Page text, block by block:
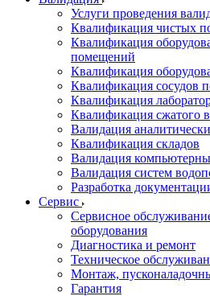
Услуги проведения
Квалификация чистых
Квалификация
помещений
Квалификация
Квалификация сосудов
Квалификация
Квалификация сжатого
Валидация
Квалификация складов
Валидация
Валидация систем
Разработка
Cервис
Сервисное
оборудования
Диагностика и ремонт
Техническое
Монтаж,
Гарантия